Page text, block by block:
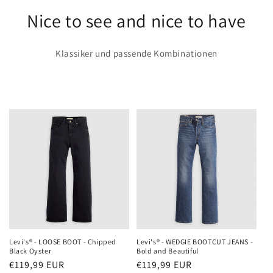
Nice to see and nice to have
Klassiker und passende Kombinationen
Levi's® - LOOSE BOOT - Chipped
Black Oyster
Normaler
€119,99 EUR
Levi's® - WEDGIE BOOTCUT JEANS -
Bold and Beautiful
Normaler
€119,99 EUR